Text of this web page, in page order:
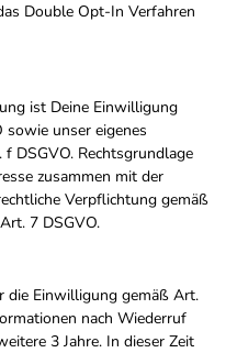
Double Opt-In Verfahren
ist Deine Einwilligung
unser eigenes
DSGVO. Rechtsgrundlage
zusammen mit der
Verpflichtung gemäß
7 DSGVO.
Einwilligung gemäß Art.
nach Wiederruf
3 Jahre. In dieser Zeit